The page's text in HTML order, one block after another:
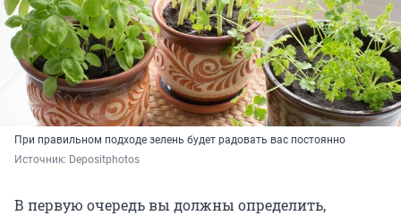
При правильном подходе зелень будет радовать вас постоянно
Источник: Depositphotos
В первую очередь вы должны определить,